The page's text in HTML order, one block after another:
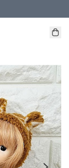
本地取貨、國際送貨 )